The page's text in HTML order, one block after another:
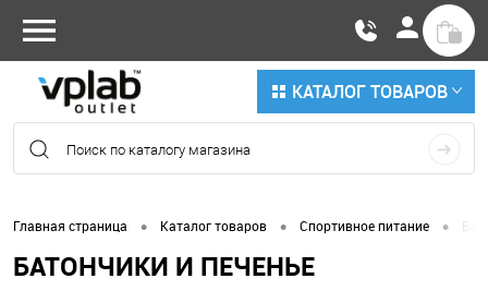
КАТАЛОГ ТОВАРОВ
Главная страница • Каталог товаров • Спортивное питание •
БАТОНЧИКИ И ПЕЧЕНЬЕ